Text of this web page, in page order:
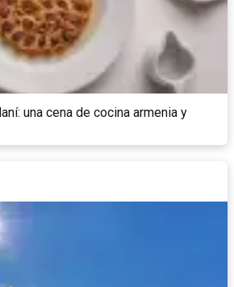
una cena de cocina armenia y